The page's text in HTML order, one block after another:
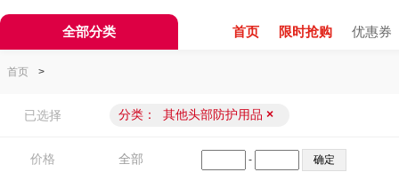
全部分类 首页 限时抢购 优惠券
首页 >
已选择 分类： 其他头部防护用品 ×
价格 全部 -